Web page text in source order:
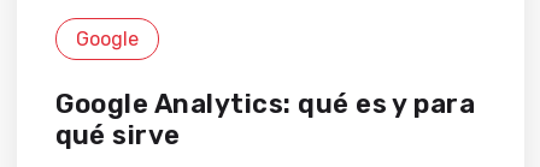
Google
Google Analytics: qué es y para
qué sirve